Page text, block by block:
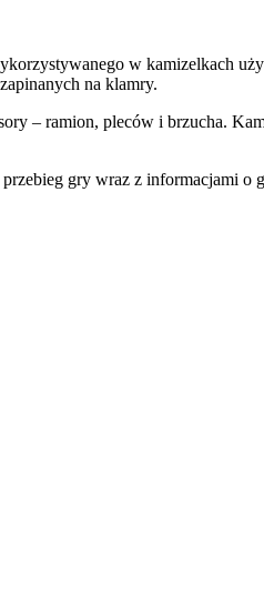
w kamizelkach
na klamry.
– ramion, pleców i brzucha.
gry wraz z informacjami